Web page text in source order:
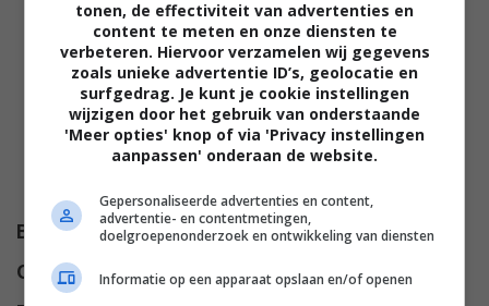
Yoakam,Ian Buchanan,Patrick
Bauchau,Jared Leto,Paul
Schulze,Kristen Stewart,
Andrew Kevin Walker,Mel
Rodriguez, Richard Conant,
Paul Simon,Victor Thrash
Turner.
Budget
$ 48.000.000
Opbrengst
$ 196.397.415
tonen, de effectiviteit van advertenties en
content te meten en onze diensten te
verbeteren. Hiervoor verzamelen wij gegevens
zoals unieke advertentie ID’s, geolocatie en
surfgedrag. Je kunt je cookie instellingen
wijzigen door het gebruik van onderstaande
'Meer opties' knop of via 'Privacy instellingen
aanpassen' onderaan de website.
Gepersonaliseerde advertenties en content,
advertentie- en contentmetingen,
doelgroepenonderzoek en ontwikkeling van diensten
Informatie op een apparaat opslaan en/of openen